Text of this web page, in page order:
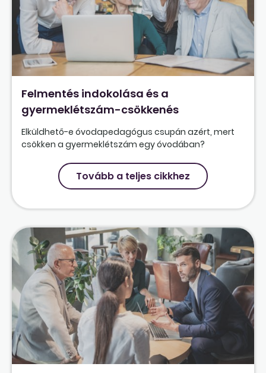
Felmentés indokolása és a
gyermeklétszám-csökkenés
Elküldhető-e óvodapedagógus csupán azért, mert
csökken a gyermeklétszám egy óvodában?
Tovább a teljes cikkhez